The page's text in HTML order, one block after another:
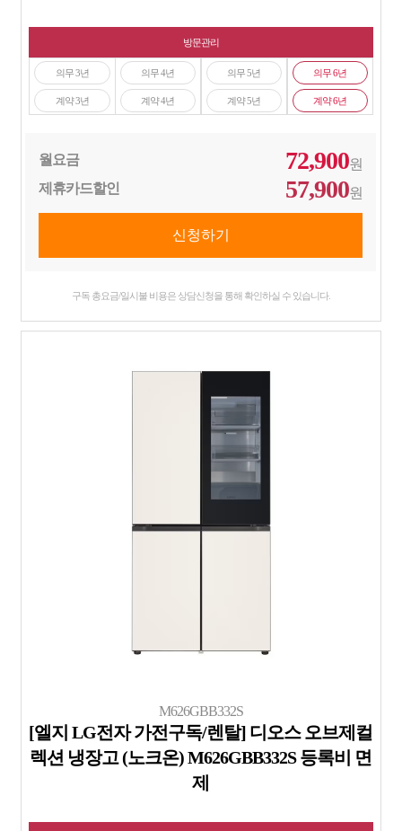
방문관리
의무 3년
계약 3년
의무 4년
계약 4년
의무 5년
계약 5년
의무 6년
계약 6년
월요금 72,900원
제휴카드할인
57,900원
구독 총요금/일시불 비용은 상담신청을 통해 확인하실 수 있습니다.
M626GBB332S
[엘지 LG전자 가전구독/렌탈] 디오스 오브제컬
렉션 냉장고 (노크온) M626GBB332S 등록비 면
제